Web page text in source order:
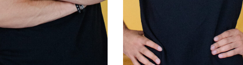
connaissances et
de nouvelles
pour maximiser le
Passionné par l’amélioration
des processus décisionnels
et la communication claire
des résultats analytiques.